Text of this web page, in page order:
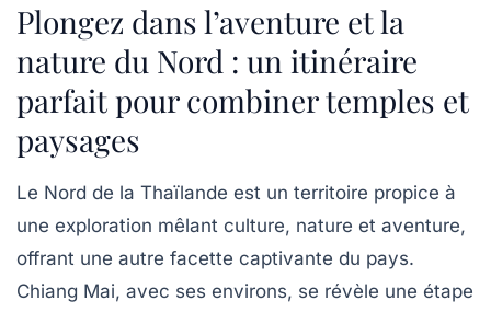
Plongez dans l’aventure et la
nature du Nord : un itinéraire
parfait pour combiner temples et
paysages
Le Nord de la Thaïlande est un territoire propice à
une exploration mêlant culture, nature et aventure,
offrant une autre facette captivante du pays.
Chiang Mai, avec ses environs, se révèle une étape